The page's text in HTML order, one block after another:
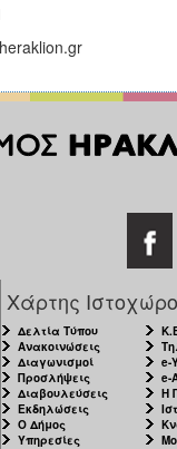
Χάρτης
Δελτία Τύπου
Ανακοινώσεις
Διαγωνισμοί
Προσλήψεις
Διαβουλεύσεις
Εκδηλώσεις
Ο Δήμος
Υπηρεσίες
e-
e-
Η